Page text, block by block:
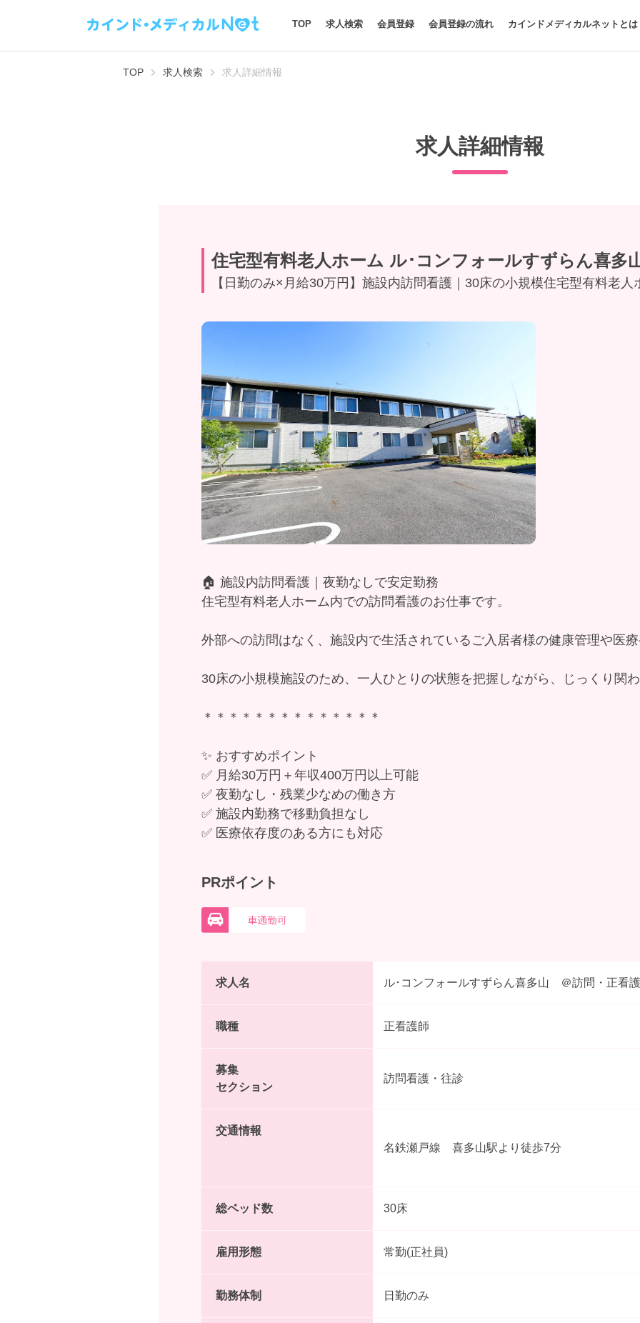
TOP 求人検索 会員登録 会員登録の流れ カインドメディカルネットとは
TOP 求人検索 求人詳細情報
求人詳細情報
住宅型有料老人ホーム ル･コンフォールすずらん喜多
【日勤のみ×月給30万円】施設内訪問看護｜30床の小規模住宅型有料老人
🏠 施設内訪問看護｜夜勤なしで安定勤務
住宅型有料老人ホーム内での訪問看護のお仕事です。
外部への訪問はなく、施設内で生活されているご入居者様の健康管理や医
30床の小規模施設のため、一人ひとりの状態を把握しながら、じっくり関
＊＊＊＊＊＊＊＊＊＊＊＊＊＊
✨ おすすめポイント
✅ 月給30万円＋年収400万円以上可能
✅ 夜勤なし・残業少なめの働き方
✅ 施設内勤務で移動負担なし
✅ 医療依存度のある方にも対応
PRポイント
求人名 ル･コンフォールすずらん喜多山 ＠訪問・正看
職種 正看護師
募集
セクション
訪問看護・往診
交通情報
名鉄瀬戸線 喜多山駅より徒歩7分
総ベッド数 30床
雇用形態 常勤(正社員)
勤務体制 日勤のみ